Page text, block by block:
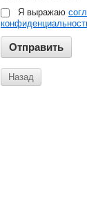
Я выражаю
Назад